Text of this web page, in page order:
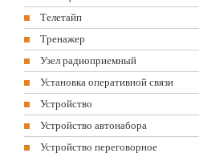
Телетайп
Тренажер
Узел радиоприемный
Установка оперативной связи
Устройство
Устройство автонабора
Устройство переговорное